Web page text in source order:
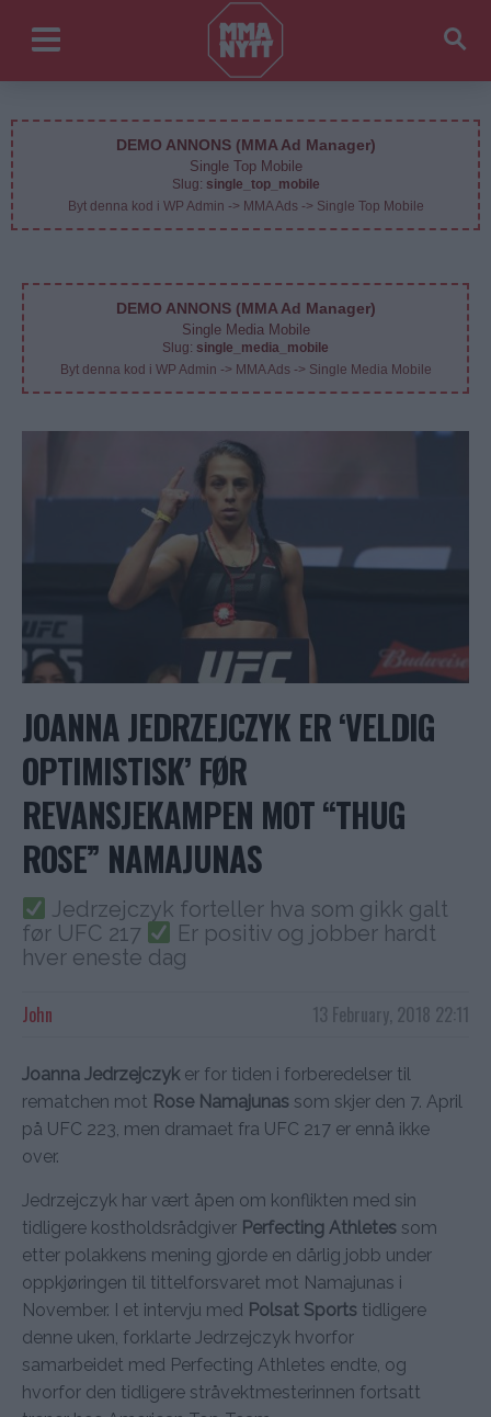
DEMO ANNONS (MMA Ad Manager)
Single Top Mobile
Slug: single_top_mobile
Byt denna kod i WP Admin -> MMA Ads -> Single Top Mobile
DEMO ANNONS (MMA Ad Manager)
Single Media Mobile
Slug: single_media_mobile
Byt denna kod i WP Admin -> MMA Ads -> Single Media Mobile
JOANNA JEDRZEJCZYK ER ‘VELDIG
OPTIMISTISK’ FØR
REVANSJEKAMPEN MOT “THUG
ROSE” NAMAJUNAS
Jedrzejczyk forteller hva som gikk galt
før UFC 217
Er positiv og jobber hardt
hver eneste dag
13 February, 2018 22:11
John
Joanna Jedrzejczyker for tiden i forberedelser til
rematchen mot Rose Namajunas som skjer den 7. April
på UFC 223, men dramaet fra UFC 217 er ennå ikke
over.
Jedrzejczyk har vært åpen om konflikten med sin
tidligere kostholdsrådgiver Perfecting Athletes som
etter polakkens mening gjorde en dårlig jobb under
oppkjøringen til tittelforsvaret mot Namajunas i
November. I et intervju med Polsat Sports tidligere
denne uken, forklarte Jedrzejczyk hvorfor
samarbeidet med Perfecting Athletes endte, og
hvorfor den tidligere stråvektmesterinnen fortsatt